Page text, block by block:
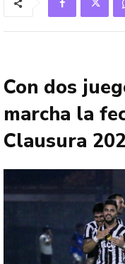
Con dos
marcha la
Clausura